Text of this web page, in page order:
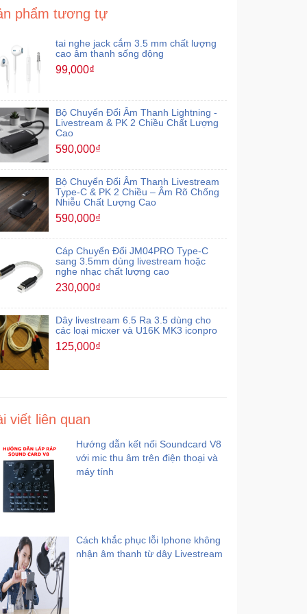
phẩm tương tự
tai nghe jack cắm 3.5 mm chất lượng
cao âm thanh sống động
99,000₫
Bộ Chuyển Đổi Âm Thanh Lightning -
Livestream & PK 2 Chiều Chất Lượng
Cao
590,000₫
Bộ Chuyển Đổi Âm Thanh Livestream
Type-C & PK 2 Chiều – Âm Rõ Chống
Nhiễu Chất Lượng Cao
590,000₫
Cáp Chuyển Đổi JM04PRO Type-C
sang 3.5mm dùng livestream hoặc
nghe nhạc chất lượng cao
230,000₫
Dây livestream 6.5 Ra 3.5 dùng cho
các loại micxer và U16K MK3 iconpro
125,000₫
viết liên quan
Hướng dẫn kết nối Soundcard V8
với mic thu âm trên điện thoại và
máy tính
Cách khắc phục lỗi Iphone không
nhận âm thanh từ dây Livestream